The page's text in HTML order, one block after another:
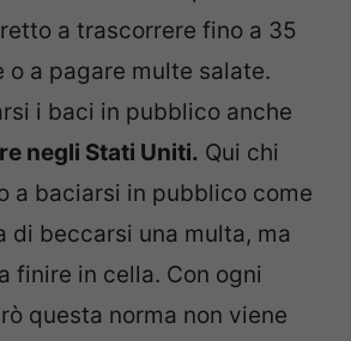
a trascorrere fino a 35
o a pagare multe salate.
i baci in pubblico anche
negli Stati Uniti. Qui chi
a baciarsi in pubblico come
di beccarsi una multa, ma
finire in cella. Con ogni
questa norma non viene